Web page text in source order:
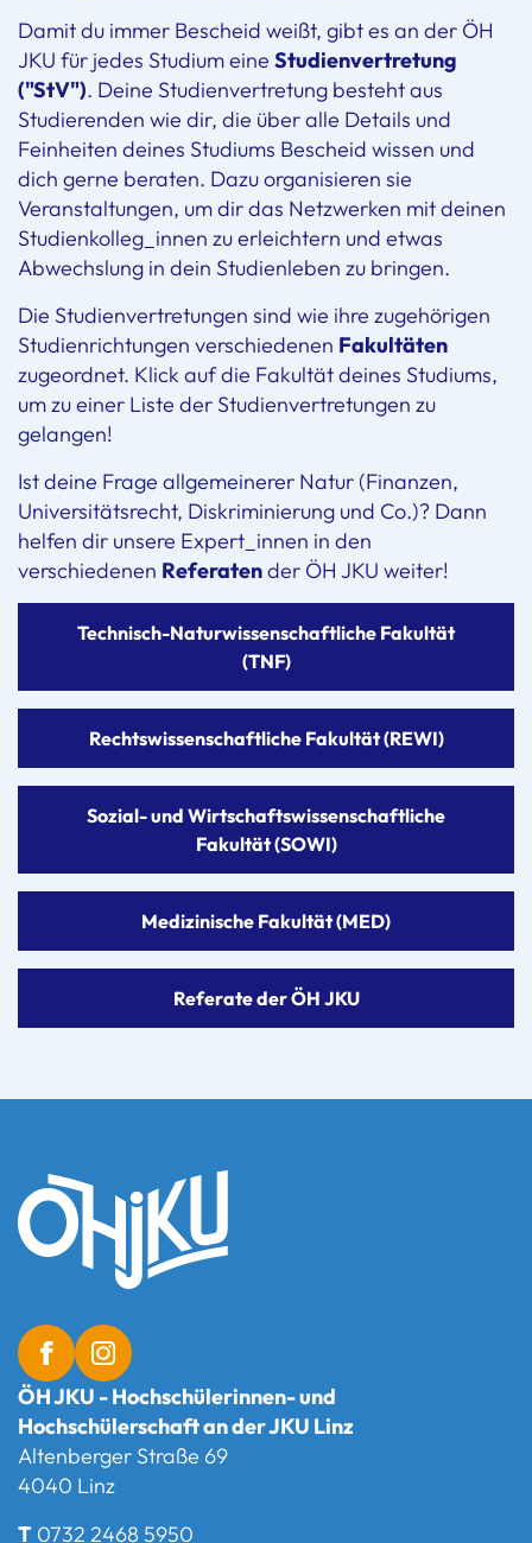
Damit du immer Bescheid weißt, gibt es an der ÖH
JKU für jedes Studium eine Studienvertretung
("StV"). Deine Studienvertretung besteht aus
Studierenden wie dir, die über alle Details und
Feinheiten deines Studiums Bescheid wissen und
dich gerne beraten. Dazu organisieren sie
Veranstaltungen, um dir das Netzwerken mit deinen
Studienkolleg_innen zu erleichtern und etwas
Abwechslung in dein Studienleben zu bringen.
Die Studienvertretungen sind wie ihre zugehörigen
Studienrichtungen verschiedenen Fakultäten
zugeordnet. Klick auf die Fakultät deines Studiums,
um zu einer Liste der Studienvertretungen zu
gelangen!
Ist deine Frage allgemeinerer Natur (Finanzen,
Universitätsrecht, Diskriminierung und Co.)? Dann
helfen dir unsere Expert_innen in den
verschiedenen Referatender ÖH JKU weiter!
Technisch-Naturwissenschaftliche Fakultät
(TNF)
Rechtswissenschaftliche Fakultät (REWI)
Sozial- und Wirtschaftswissenschaftliche
Fakultät (SOWI)
Medizinische Fakultät (MED)
Referate der ÖH JKU
ÖH JKU - Hochschülerinnen- und
Hochschülerschaft an der JKU Linz
Altenberger Straße 69
4040 Linz
T 0732 2468 5950